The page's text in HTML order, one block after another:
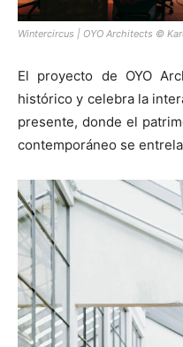
Wintercircus | OYO Architects ©
El proyecto de OYO
histórico y celebra la
presente, donde el
contemporáneo se